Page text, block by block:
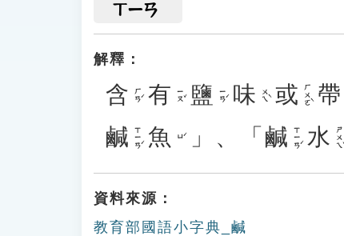
ㄒㄧㄢ
解釋：
含 ㄏㄢˊ 有 ㄧㄡˇ 鹽 ㄧㄢˊ 味 ㄨㄟˋ 或 ㄏㄨㄛˋ 帶
鹹 ㄒㄧㄢˊ 魚 ㄩˊ 」、「 鹹 ㄒㄧㄢˊ 水 ㄕㄨㄟˇ
資料來源：
教育部國語小字典_鹹